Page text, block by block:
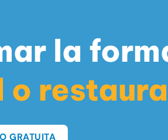
la
o
GRATUITA